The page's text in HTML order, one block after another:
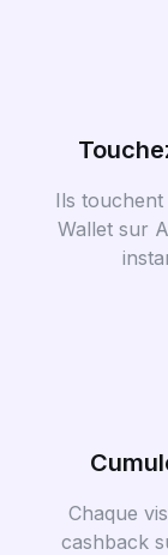
Ils
Wallet sur
Chaque
cashback